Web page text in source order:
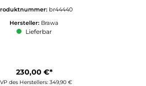
br44440
Hersteller: Brawa
Lieferbar
230,00 €*
des Herstellers: 349,90 €